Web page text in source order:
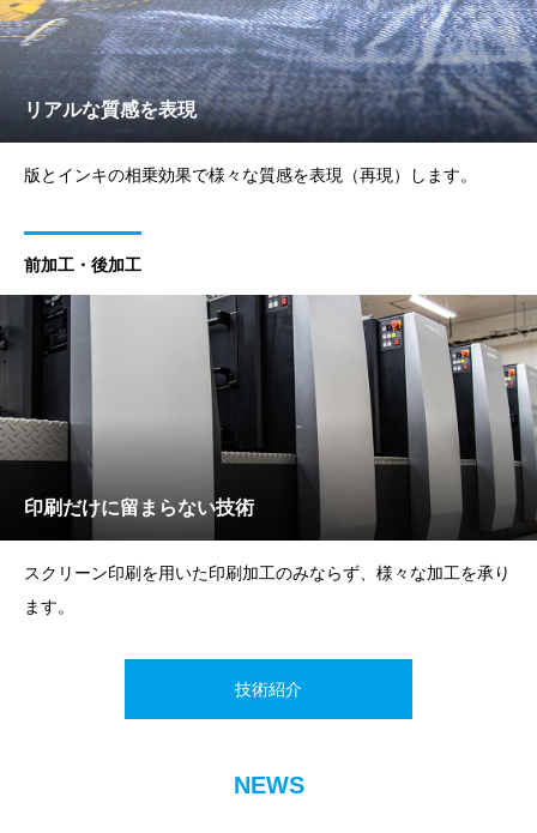
リアルな質感を表現
版とインキの相乗効果で様々な質感を表現（再現）します。
前加工・後加工
印刷だけに留まらない技術
スクリーン印刷を用いた印刷加工のみならず、様々な加工を承り
ます。
技術紹介
NEWS